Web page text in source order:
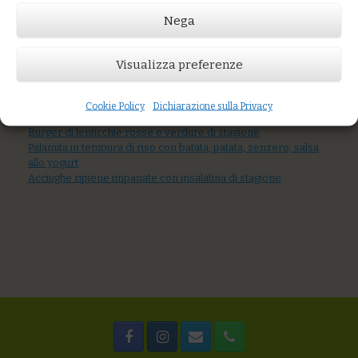
Nega
Visualizza preferenze
Cookie Policy Dichiarazione sulla Privacy
Burger di lenticchie rosse e verdure di stagione
Palamita in tempura di riso con batata, patata, zenzero, salsa
allo yogurt
Acciughe ripiene impanate con insalatina di stagione